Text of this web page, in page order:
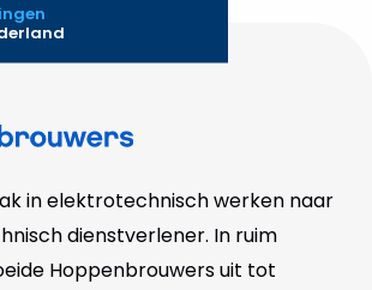
in elektrotechnisch werken naar
dienstverlener. In ruim
Hoppenbrouwers uit tot